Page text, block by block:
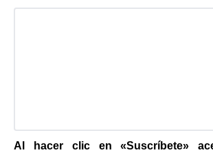
Al hacer clic en «Suscríbete»